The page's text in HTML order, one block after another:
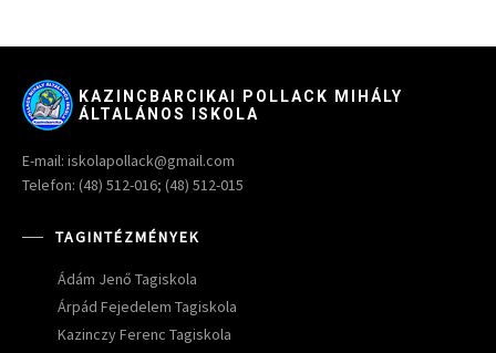
KAZINCBARCIKAI POLLACK MIHÁLY
ÁLTALÁNOS ISKOLA
E-mail: iskolapollack@gmail.com
Telefon: (48) 512-016; (48) 512-015
TAGINTÉZMÉNYEK
Ádám Jenő Tagiskola
Árpád Fejedelem Tagiskola
Kazinczy Ferenc Tagiskola